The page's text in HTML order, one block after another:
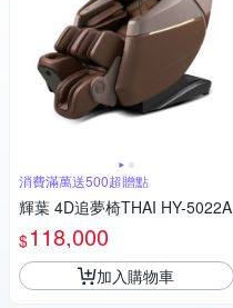
消費滿萬送500超贈點
輝葉 4D追夢椅THAI HY-5022A
$118,000
加入購物車